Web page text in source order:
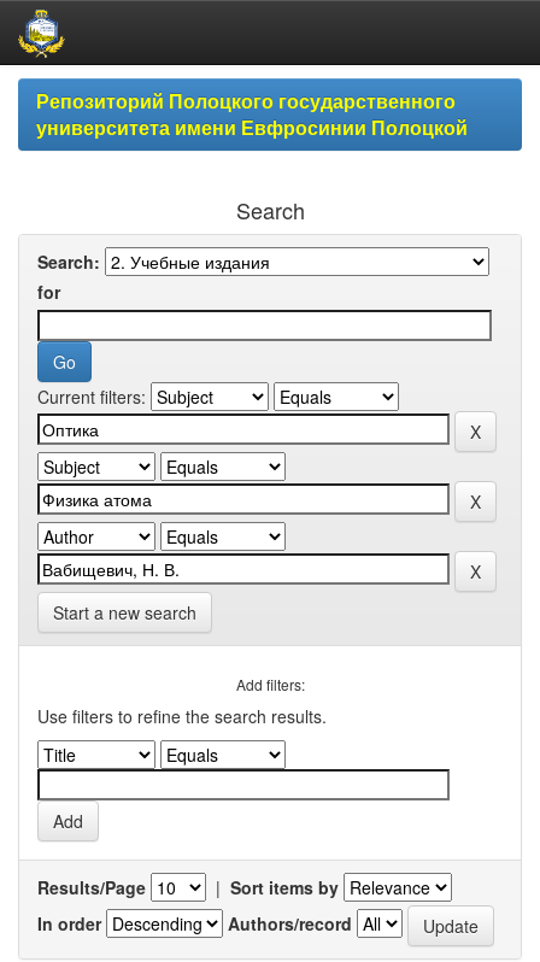
Skip
navigationРепозиторий Полоцкого государственного
университета имени Евфросинии Полоцкой
Search
Search:
for
Current filters:
Start a new search
Add filters:
Use filters to refine the search results.
Results/Page | Sort items by
In order
Authors/record